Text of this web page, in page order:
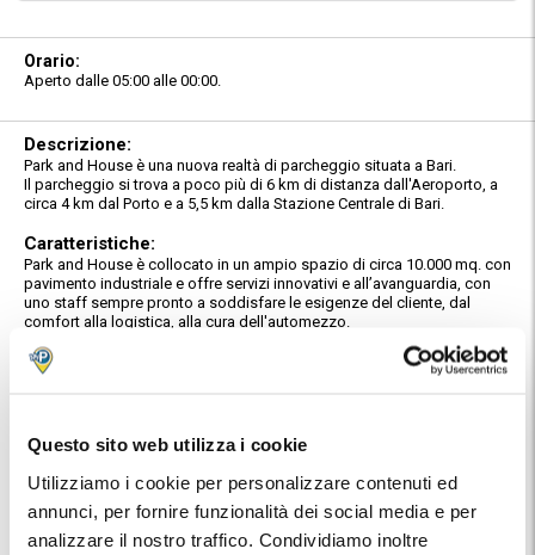
Questo sito web utilizza i cookie
Utilizziamo i cookie per personalizzare contenuti ed
annunci, per fornire funzionalità dei social media e per
analizzare il nostro traffico. Condividiamo inoltre
Orario:
Aperto dalle 05:00 alle 00:00.
Descrizione:
Park and House è una nuova realtà di parcheggio situata a Bari.
Il parcheggio si trova a poco più di 6 km di distanza dall'Aeroporto, a
circa 4 km dal Porto e a 5,5 km dalla Stazione Centrale di Bari.
Caratteristiche:
Park and House è collocato in un ampio spazio di circa 10.000 mq. con
pavimento industriale e offre servizi innovativi e all’avanguardia, con
uno staff sempre pronto a soddisfare le esigenze del cliente, dal
comfort alla logistica, alla cura dell'automezzo.
pernottare nelle 5 stanze super accessoriate e confortevoli, perfette in
caso di scalo aereo, esigenze lavorative o semplicemente per
Servizio Navetta Gratuito:
Il servizio navetta è gratuito e sempre disponibile, andata e ritorno, a
servizio di tutte le destinazioni con area di sosta.
Posizione:
Troverai indirizzo e numeri telefonici del parcheggio nella conferma